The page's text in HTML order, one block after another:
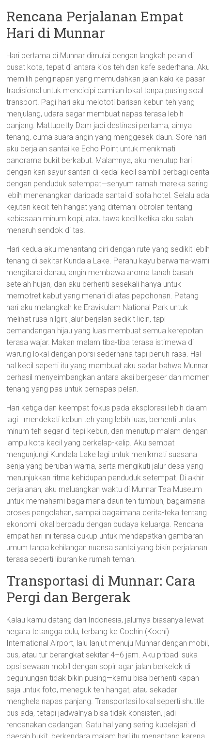
Rencana Perjalanan Empat
Hari di Munnar
Hari pertama di Munnar dimulai dengan langkah pelan di
pusat kota, tepat di antara kios teh dan kafe sederhana. Aku
memilih penginapan yang memudahkan jalan kaki ke pasar
tradisional untuk mencicipi camilan lokal tanpa pusing soal
transport. Pagi hari aku melototi barisan kebun teh yang
menjulang, udara segar membuat napas terasa lebih
panjang. Mattupetty Dam jadi destinasi pertama; airnya
tenang, cuma suara angin yang menggesek daun. Sore hari
aku berjalan santai ke Echo Point untuk menikmati
panorama bukit berkabut. Malamnya, aku menutup hari
dengan kari sayur santan di kedai kecil sambil berbagi cerita
dengan penduduk setempat—senyum ramah mereka sering
lebih menenangkan daripada santai di sofa hotel. Selalu ada
kejutan kecil: teh hangat yang ditemani obrolan tentang
kebiasaan minum kopi, atau tawa kecil ketika aku salah
menaruh sendok di tas.
Hari kedua aku menantang diri dengan rute yang sedikit lebih
tenang di sekitar Kundala Lake. Perahu kayu berwarna-warni
mengitarai danau, angin membawa aroma tanah basah
setelah hujan, dan aku berhenti sesekali hanya untuk
memotret kabut yang menari di atas pepohonan. Petang
hari aku melangkah ke Eravikulam National Park untuk
melihat rusa nilgiri; jalur berjalan sedikit licin, tapi
pemandangan hijau yang luas membuat semua kerepotan
terasa wajar. Makan malam tiba-tiba terasa istimewa di
warung lokal dengan porsi sederhana tapi penuh rasa. Hal-
hal kecil seperti itu yang membuat aku sadar bahwa Munnar
berhasil menyeimbangkan antara aksi bergeser dan momen
tenang yang pas untuk bernapas pelan.
Hari ketiga dan keempat fokus pada eksplorasi lebih dalam
lagi—mendekati kebun teh yang lebih luas, berhenti untuk
minum teh segar di tepi kebun, dan menutup malam dengan
lampu kota kecil yang berkelap-kelip. Aku sempat
mengunjungi Kundala Lake lagi untuk menikmati suasana
senja yang berubah warna, serta mengikuti jalur desa yang
menunjukkan ritme kehidupan penduduk setempat. Di akhir
perjalanan, aku meluangkan waktu di Munnar Tea Museum
untuk memahami bagaimana daun teh tumbuh, bagaimana
proses pengolahan, sampai bagaimana cerita-teka tentang
ekonomi lokal berpadu dengan budaya keluarga. Rencana
empat hari ini terasa cukup untuk mendapatkan gambaran
umum tanpa kehilangan nuansa santai yang bikin perjalanan
terasa seperti liburan ke rumah teman.
Transportasi di Munnar: Cara
Pergi dan Bergerak
Kalau kamu datang dari Indonesia, jalurnya biasanya lewat
negara tetangga dulu, terbang ke Cochin (Kochi)
International Airport, lalu lanjut menuju Munnar dengan mobil,
bus, atau tur berangkat sekitar 4–6 jam. Aku pribadi suka
opsi sewaan mobil dengan sopir agar jalan berkelok di
pegunungan tidak bikin pusing—kamu bisa berhenti kapan
saja untuk foto, meneguk teh hangat, atau sekadar
menghela napas panjang. Transportasi lokal seperti shuttle
bus ada, tetapi jadwalnya bisa tidak konsisten, jadi
rencanakan cadangan. Satu hal yang sering kupelajari: di